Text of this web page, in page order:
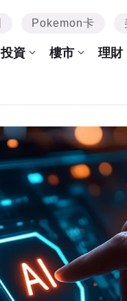
Pokemon卡
投資 樓市 理財